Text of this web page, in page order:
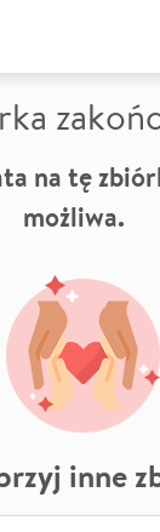
na tę
możliwa.
inne